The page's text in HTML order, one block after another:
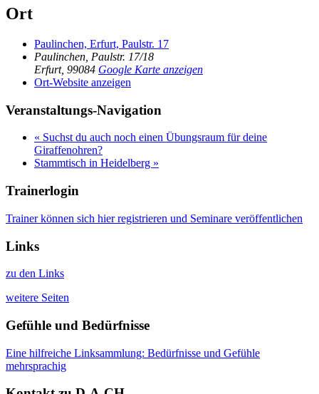
Ort
Paulinchen, Erfurt, Paulstr. 17
Paulinchen, Paulstr. 17/18
Erfurt, 99084 Google Karte anzeigen
Ort-Website anzeigen
Veranstaltungs-Navigation
« Suchst du auch noch einen Übungsraum für deine
Giraffenohren?
Stammtisch in Heidelberg »
Trainerlogin
Trainer können sich hier registrieren und Seminare veröffentlichen
Links
zu den Links
weitere Seiten
Gefühle und Bedürfnisse
Eine hilfreiche Linksammlung: Bedürfnisse und Gefühle
mehrsprachig